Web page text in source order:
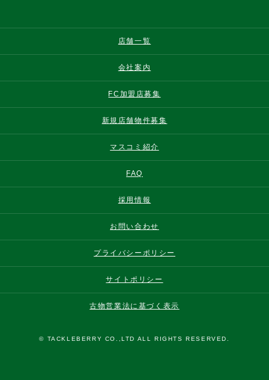
店舗一覧
会社案内
FC加盟店募集
新規店舗物件募集
マスコミ紹介
FAQ
採用情報
お問い合わせ
プライバシーポリシー
サイトポリシー
古物営業法に基づく表示
© TACKLEBERRY CO.,LTD ALL RIGHTS RESERVED.